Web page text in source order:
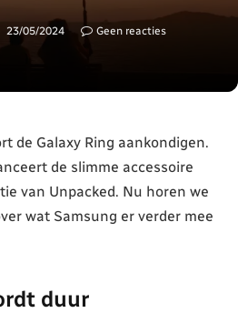
23/05/2024
Geen reacties
de Galaxy Ring aankondigen.
de slimme accessoire
van Unpacked. Nu horen we
wat Samsung er verder mee
duur